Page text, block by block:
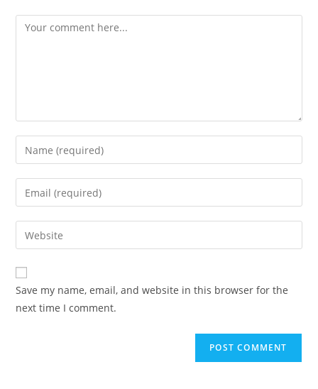
Save my name, email, and website in this browser for the
next time I comment.